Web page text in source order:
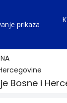
prikaza
Bosne i